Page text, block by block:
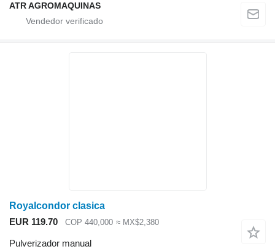
ATR AGROMAQUINAS
Royalcondor clasica
EUR 119.70
COP 440,000 ≈ MX$2,380
Pulverizador manual